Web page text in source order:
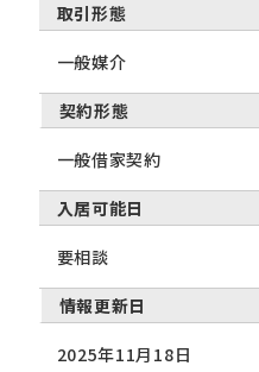
取引形態
一般媒介
契約形態
一般借家契約
入居可能日
要相談
情報更新日
2025年11月18日